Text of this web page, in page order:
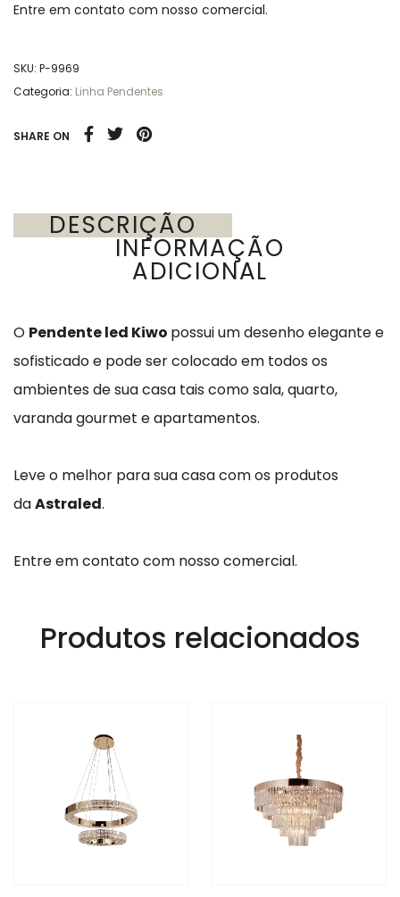
Entre em contato com nosso comercial.
SKU: P-9969
Categoria: Linha Pendentes
SHARE ON
DESCRIÇÃO
INFORMAÇÃO
ADICIONAL
O Pendente led Kiwo possui um desenho elegante e
sofisticado e pode ser colocado em todos os
ambientes de sua casa tais como sala, quarto,
varanda gourmet e apartamentos.
Leve o melhor para sua casa com os produtos
daAstraled.
Entre em contato com nosso comercial.
Produtos relacionados